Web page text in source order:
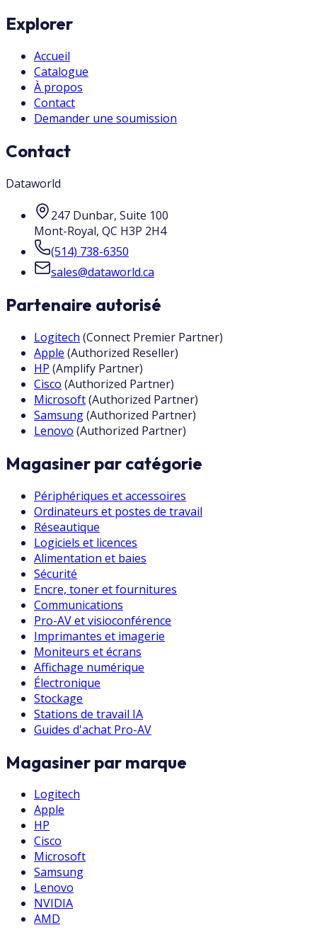
Explorer
Accueil
Catalogue
À propos
Contact
Demander une soumission
Contact
Dataworld
247 Dunbar, Suite 100
Mont-Royal, QC H3P 2H4
(514) 738-6350
sales@dataworld.ca
Partenaire autorisé
Logitech (Connect Premier Partner)
Apple (Authorized Reseller)
HP (Amplify Partner)
Cisco (Authorized Partner)
Microsoft(Authorized Partner)
Samsung(Authorized Partner)
Lenovo (Authorized Partner)
Magasiner par catégorie
Périphériques et accessoires
Ordinateurs et postes de travail
Réseautique
Logiciels et licences
Alimentation et baies
Sécurité
Encre, toner et fournitures
Communications
Pro-AV et visioconférence
Imprimantes et imagerie
Moniteurs et écrans
Affichage numérique
Électronique
Stockage
Stations de travail IA
Guides d'achat Pro-AV
Magasiner par marque
Logitech
Apple
HP
Cisco
Microsoft
Samsung
Lenovo
NVIDIA
AMD